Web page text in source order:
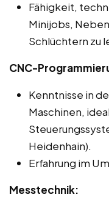
Fähigkeit,
Minijobs,
Schlüchtern zu
CNC-
Kenntnisse in
Maschinen,
Heidenhain).
Erfahrung im
Messtechnik: